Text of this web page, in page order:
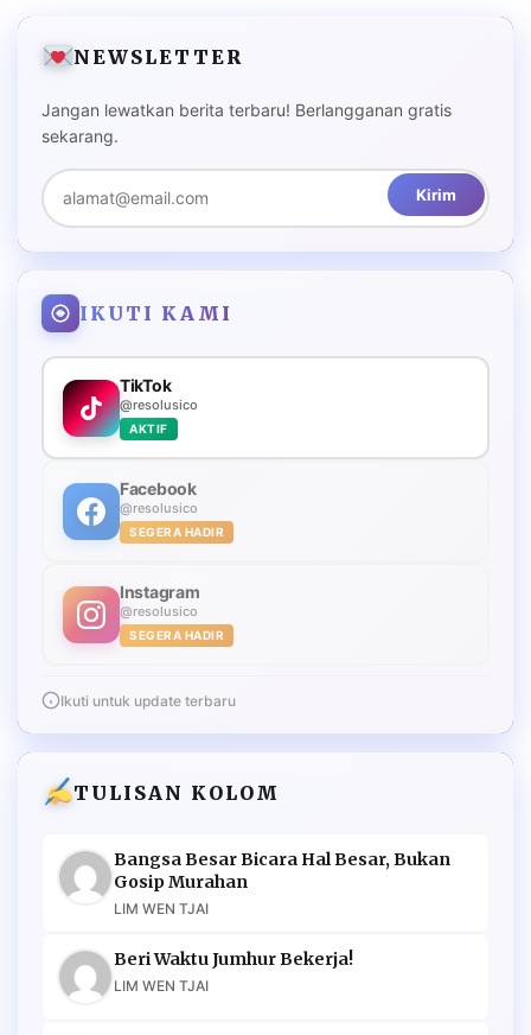
NEWSLETTER
Jangan lewatkan berita terbaru! Berlangganan gratis
sekarang.
Kirim
IKUTI KAMI
TikTok
@resolusico
AKTIF
Facebook
@resolusico
SEGERA HADIR
Instagram
@resolusico
SEGERA HADIR
Ikuti untuk update terbaru
TULISAN KOLOM
Bangsa Besar Bicara Hal Besar, Bukan
Gosip Murahan
LIM WEN TJAI
Beri Waktu Jumhur Bekerja!
LIM WEN TJAI